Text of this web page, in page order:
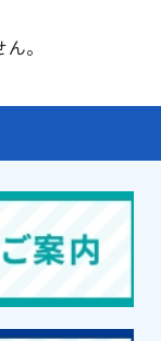
。